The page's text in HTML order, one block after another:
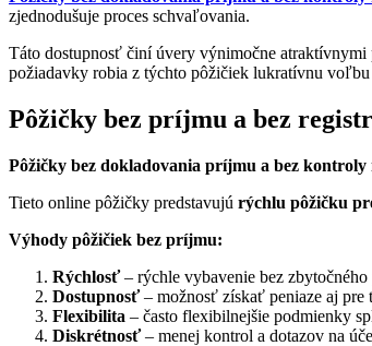
zjednodušuje proces schvaľovania.
Táto dostupnosť činí úvery výnimočne atraktívnymi
požiadavky robia z týchto pôžičiek lukratívnu
Pôžičky bez príjmu a bez
Pôžičky bez dokladovania príjmu a bez kontroly
Tieto online pôžičky predstavujú rýchlu pôžičku
Výhody pôžičiek bez príjmu:
Rýchlosť– rýchle vybavenie bez zbytočného
Dostupnosť– možnosť získať peniaze aj pre
Flexibilita – často flexibilnejšie podmienky
Diskrétnosť– menej kontrol a dotazov na